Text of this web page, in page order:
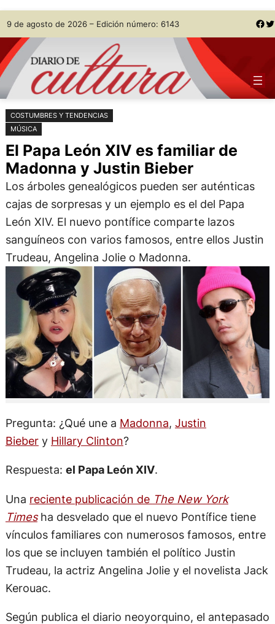
Saltar
al
contenido
Skip
to
content
9 de agosto de 2026 – Edición número: 6143 Facebook Twitter
COSTUMBRES Y TENDENCIAS
MÚSICA
El Papa León XIV es familiar de
Madonna y Justin Bieber
Los árboles genealógicos pueden ser auténticas
cajas de sorpresas y un ejemplo es el del Papa
León XIV. El nuevo pontífice comparte lazos
sanguíneos con varios famosos, entre ellos Justin
Trudeau, Angelina Jolie o Madonna.
Pregunta: ¿Qué une a Madonna, Justin
Biebery Hillary Clinton?
Respuesta: el Papa León XIV.
Una reciente publicación de The New York
Timesha desvelado que el nuevo Pontífice tiene
vínculos familiares con numerosos famosos, entre
los que se incluyen también el político Justin
Trudeau, la actriz Angelina Jolie y el novelista Jack
Kerouac.
Según publica el diario neoyorquino, el antepasado